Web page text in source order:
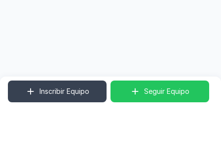
Inscribir Equipo Seguir Equipo